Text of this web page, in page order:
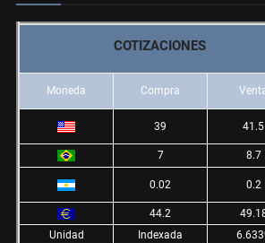
COTIZACIONES
Moneda Compra
39 41.5
7 8.7
0.02 0.2
44.2
Unidad
Indexada